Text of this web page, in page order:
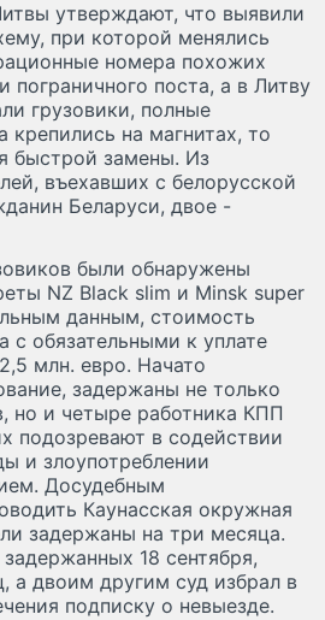
утверждают, что выявили
при которой менялись
номера похожих
пограничного поста, а в Литву
грузовики, полные
на магнитах, то
быстрой замены. Из
въехавших с белорусской
Беларуси, двое -
были обнаружены
NZ Black slim и Minsk super
данным, стоимость
с обязательными к уплате
млн. евро. Начато
задержаны не только
но и четыре работника КПП
подозревают в содействии
и злоупотреблении
Досудебным
Каунасская окружная
задержаны на три месяца.
18 сентября,
а двоим другим суд избрал в
подписку о невыезде.